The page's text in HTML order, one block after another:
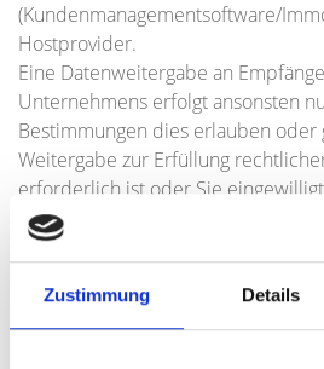
Zustimmung Details
(Kundenmanagementsoftware/
Hostprovider.
Eine Datenweitergabe an
Unternehmens erfolgt ansonsten
Bestimmungen dies erlauben oder
Weitergabe zur Erfüllung
erforderlich ist oder Sie
7. Übermittlung in ein Drittland
Eine Übermittlung in ein Drittland